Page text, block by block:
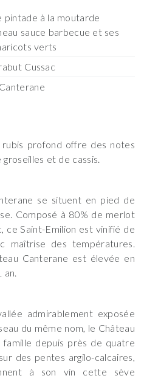
pintade à la moutarde
sauce barbecue et ses
verts
Cussac
profond offre des notes
et de cassis.
se situent en pied de
Composé à 80% de merlot
ce Saint-Emilion est vinifié de
maîtrise des températures.
Canterane est élevée en
an.
admirablement exposée
du même nom, le Château
depuis près de quatre
des pentes argilo-calcaires,
à son vin cette sève